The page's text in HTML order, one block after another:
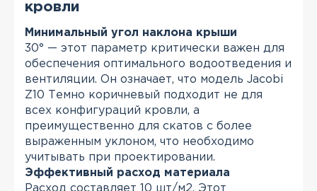
кровли
Минимальный угол наклона крыши
30° — этот параметр критически важен для
обеспечения оптимального водоотведения и
вентиляции. Он означает, что модель Jacobi
Z10 Темно коричневый подходит не для
всех конфигураций кровли, а
преимущественно для скатов с более
выраженным уклоном, что необходимо
учитывать при проектировании.
Эффективный расход материала
Расход составляет 10 шт/м2. Этот